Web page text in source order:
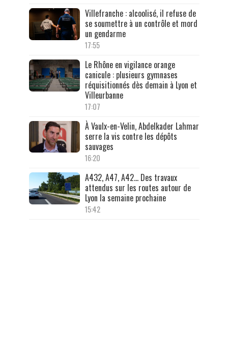
Villefranche : alcoolisé, il refuse de
se soumettre à un contrôle et mord
un gendarme
17:55
Le Rhône en vigilance orange
canicule : plusieurs gymnases
réquisitionnés dès demain à Lyon et
Villeurbanne
17:07
À Vaulx-en-Velin, Abdelkader Lahmar
serre la vis contre les dépôts
sauvages
16:20
A432, A47, A42… Des travaux
attendus sur les routes autour de
Lyon la semaine prochaine
15:42